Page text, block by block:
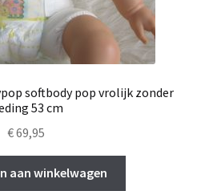
softbody pop vrolijk zonder
53 cm
€69,95
aan winkelwagen